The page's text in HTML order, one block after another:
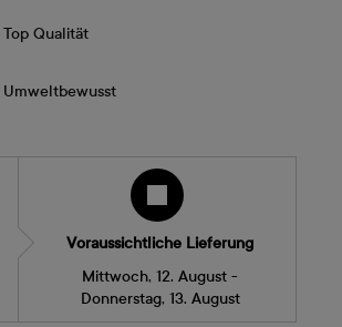
Top Qualität
Umweltbewusst
Voraussichtliche Lieferung
Mittwoch, 12. August -
Donnerstag, 13. August